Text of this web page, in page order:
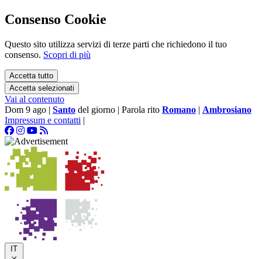
Consenso Cookie
Questo sito utilizza servizi di terze parti che richiedono il tuo
consenso. Scopri di più
Accetta tutto
Accetta selezionati
Vai al contenuto
Dom 9 ago | Santo del giorno | Parola rito Romano | Ambrosiano
Impressum e contatti |
IT